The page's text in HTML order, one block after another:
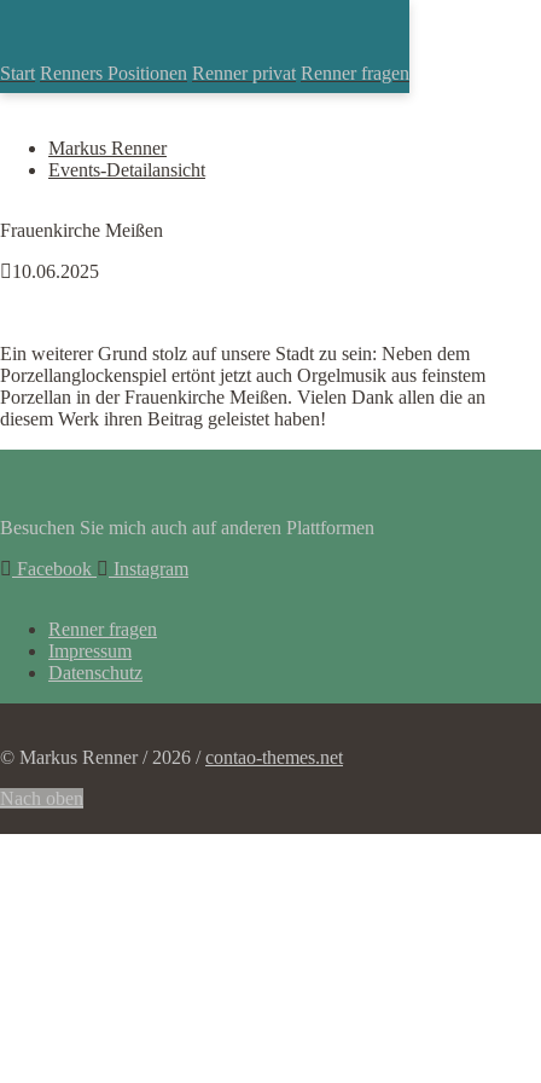
Navigation
überspringen
Start Renners Positionen Renner privat Renner fragen
Porzellanorgel
Markus Renner
Events-Detailansicht
Frauenkirche Meißen
10.06.2025
Ein weiterer Grund stolz auf unsere Stadt zu sein: Neben dem
Porzellanglockenspiel ertönt jetzt auch Orgelmusik aus feinstem
Porzellan in der Frauenkirche Meißen. Vielen Dank allen die an
diesem Werk ihren Beitrag geleistet haben!
Besuchen Sie mich auch auf anderen Plattformen
Facebook
Instagram
überspringenRenner fragen
Impressum
Datenschutz
© Markus Renner / 2026 /contao-themes.net
Nach oben